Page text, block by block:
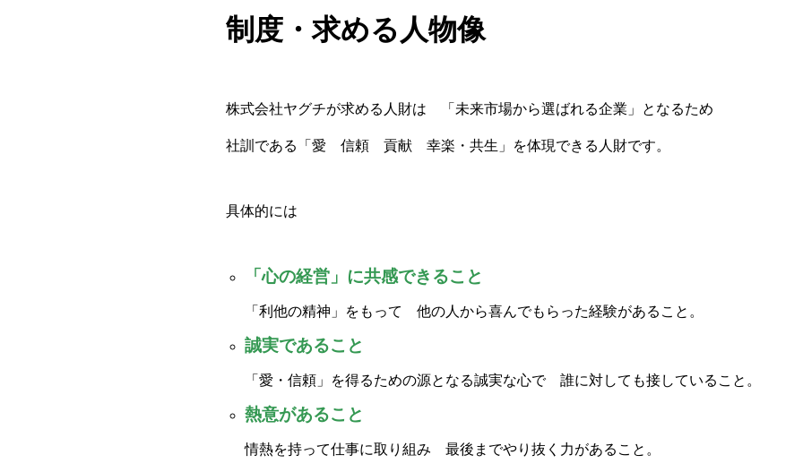
制度・求める人物像
株式会社ヤグチが求める人財は 「未来市場から選ばれる企業」となるため
社訓である「愛 信頼 貢献 幸楽・共生」を体現できる人財です。
具体的には
「心の経営」に共感できること
「利他の精神」をもって 他の人から喜んでもらった経験があること。
誠実であること
「愛・信頼」を得るための源となる誠実な心で 誰に対しても接していること。
熱意があること
情熱を持って仕事に取り組み 最後までやり抜く力があること。